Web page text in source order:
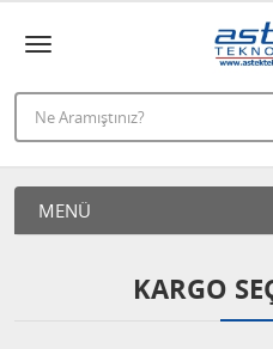
MENÜ
KARGO